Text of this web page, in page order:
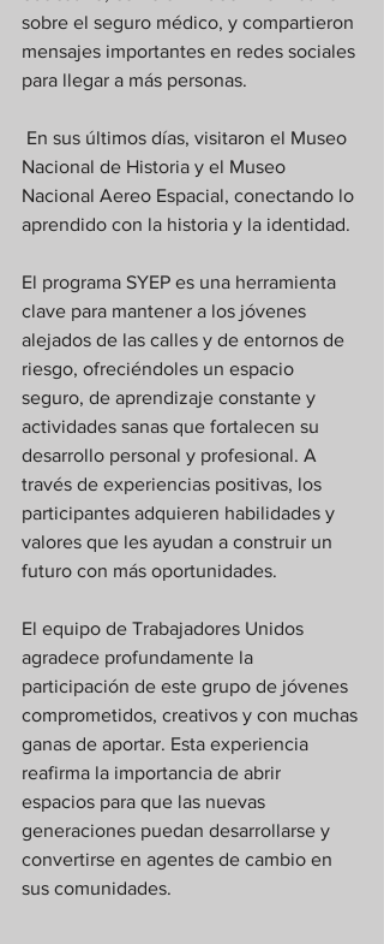
sobre el seguro médico, y compartieron
mensajes importantes en redes sociales
para llegar a más personas.
Nacional de Historia y el Museo
Nacional Aereo Espacial, conectando lo
aprendido con la historia y la identidad.
El programa SYEP es una herramienta
clave para mantener a los jóvenes
alejados de las calles y de entornos de
riesgo, ofreciéndoles un espacio
seguro, de aprendizaje constante y
actividades sanas que fortalecen su
desarrollo personal y profesional. A
través de experiencias positivas, los
participantes adquieren habilidades y
valores que les ayudan a construir un
futuro con más oportunidades.
El equipo de Trabajadores Unidos
agradece profundamente la
participación de este grupo de jóvenes
comprometidos, creativos y con muchas
ganas de aportar. Esta experiencia
reafirma la importancia de abrir
espacios para que las nuevas
generaciones puedan desarrollarse y
convertirse en agentes de cambio en
sus comunidades.